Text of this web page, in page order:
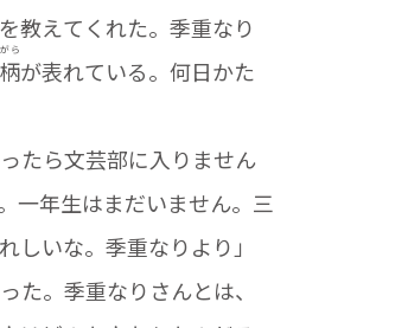
教えてくれた。季重なり
柄
がら
が表れている。何日かた
たら文芸部に入りません
一年生はまだいません。三
しいな。季重なりより」
た。季重なりさんとは、